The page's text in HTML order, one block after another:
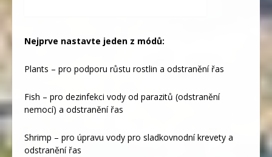
Nejprve nastavte jeden z módů:
Plants – pro podporu růstu rostlin a odstranění řas
Fish – pro dezinfekci vody od parazitů (odstranění
nemocí) a odstranění řas
Shrimp – pro úpravu vody pro sladkovnodní krevety a
odstranění řas